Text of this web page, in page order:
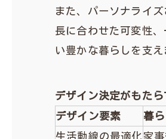
また、パーソナライ
長に合わせた可変性
い豊かな暮らしを支え
デザイン決定がもた
デザイン要素
暮
生活動線の最適化 家